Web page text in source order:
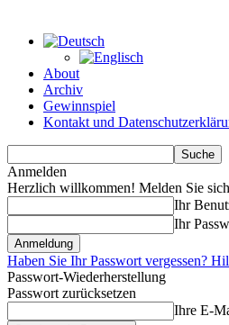
About
Archiv
Gewinnspiel
Kontakt und
Anmelden
Herzlich willkommen! Melden Sie
Ihr
Ihr
Haben Sie Ihr Passwort vergessen?
Passwort-Wiederherstellung
Passwort zurücksetzen
Ihre E-